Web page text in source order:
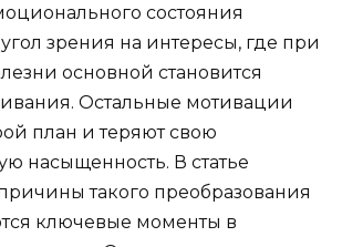
состояния
угол зрения на интересы, где при
основной становится
Остальные мотивации
план и теряют свою
насыщенность. В статье
такого преобразования
ключевые моменты в